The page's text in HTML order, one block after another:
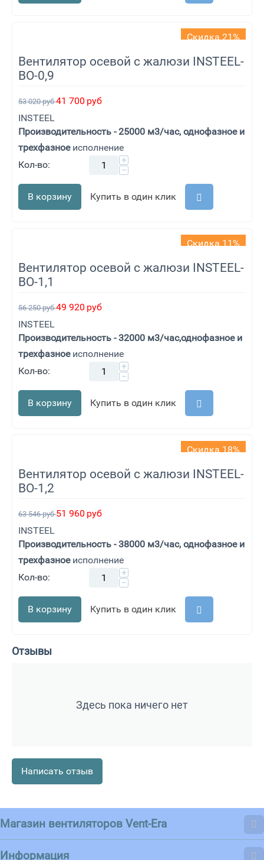
Скидка 21%
Вентилятор осевой с жалюзи INSTEEL-
ВО-0,9
53 020 руб41 700 руб
INSTEEL
Производительность - 25000 м3/час, однофазное и
трехфазное исполнение
Кол-во:
+
−
В корзину Купить в один клик
Скидка 11%
Вентилятор осевой с жалюзи INSTEEL-
ВО-1,1
56 250 руб49 920 руб
INSTEEL
Производительность - 32000 м3/час,однофазное и
трехфазное исполнение
Кол-во:
+
−
В корзину Купить в один клик
Скидка 18%
Вентилятор осевой с жалюзи INSTEEL-
ВО-1,2
63 546 руб51 960 руб
INSTEEL
Производительность - 38000 м3/час, однофазное и
трехфазное исполнение
Кол-во:
+
−
В корзину Купить в один клик
Отзывы
Здесь пока ничего нет
Написать отзыв
Магазин вентиляторов Vent-Era
Информация